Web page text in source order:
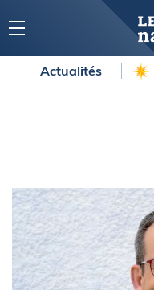
Actualités